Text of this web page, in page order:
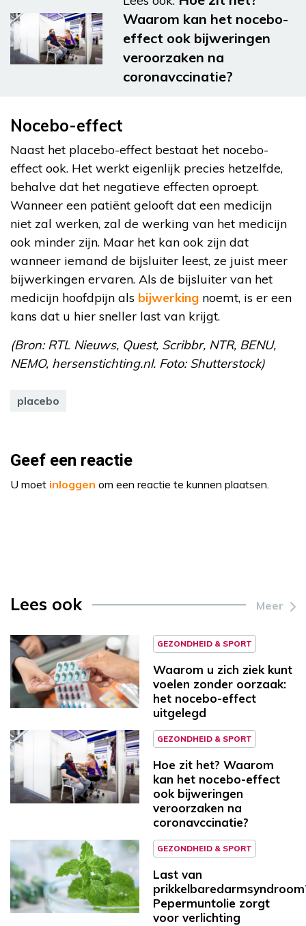
Waarom kan het nocebo-
effect ook bijweringen
veroorzaken na
coronavccinatie?
Nocebo-effect
Naast het placebo-effect bestaat het nocebo-
effect ook. Het werkt eigenlijk precies hetzelfde,
behalve dat het negatieve effecten oproept.
Wanneer een patiënt gelooft dat een medicijn
niet zal werken, zal de werking van het medicijn
ook minder zijn. Maar het kan ook zijn dat
wanneer iemand de bijsluiter leest, ze juist meer
bijwerkingen ervaren. Als de bijsluiter van het
medicijn hoofdpijn als bijwerking noemt, is er een
kans dat u hier sneller last van krijgt.
(Bron: RTL Nieuws, Quest, Scribbr, NTR, BENU,
NEMO, hersenstichting.nl. Foto: Shutterstock)
placebo
Geef een reactie
U moet inloggen om een reactie te kunnen plaatsen.
Lees ook Meer
GEZONDHEID & SPORT
Waarom u zich ziek kunt
voelen zonder oorzaak:
het nocebo-effect
uitgelegd
GEZONDHEID & SPORT
Hoe zit het? Waarom
kan het nocebo-effect
ook bijweringen
veroorzaken na
coronavccinatie?
GEZONDHEID & SPORT
Last van
Pepermuntolie zorgt
voor verlichting